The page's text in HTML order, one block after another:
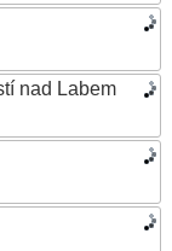
nad Labem